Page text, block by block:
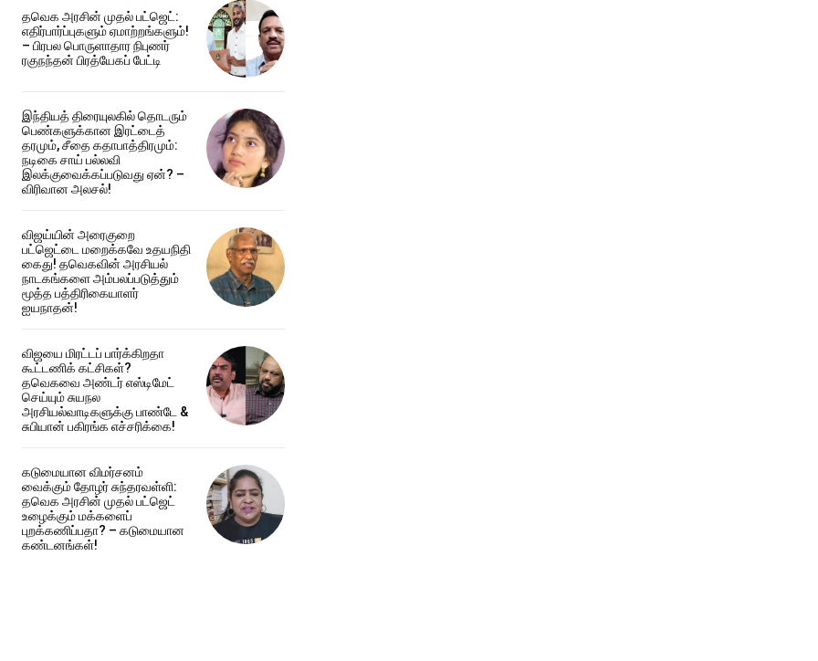
தவெக அரசின் முதல் பட்ஜெட்:
எதிர்பார்ப்புகளும் ஏமாற்றங்களும்!
– பிரபல பொருளாதார நிபுணர்
ரகுநந்தன் பிரத்யேகப் பேட்டி
இந்தியத் திரையுலகில் தொடரும்
பெண்களுக்கான இரட்டைத்
தரமும், சீதை கதாபாத்திரமும்:
நடிகை சாய் பல்லவி
இலக்குவைக்கப்படுவது ஏன்? –
விரிவான அலசல்!
விஜய்யின் அரைகுறை
பட்ஜெட்டை மறைக்கவே உதயநிதி
கைது! தவெகவின் அரசியல்
நாடகங்களை அம்பலப்படுத்தும்
மூத்த பத்திரிகையாளர்
ஐயநாதன்!
விஜயை மிரட்டப் பார்க்கிறதா
கூட்டணிக் கட்சிகள்?
தவெகவை அண்டர் எஸ்டிமேட்
செய்யும் சுயநல
அரசியல்வாடிகளுக்கு பாண்டே &
சுபியான் பகிரங்க எச்சரிக்கை!
கடுமையான விமர்சனம்
வைக்கும் தோழர் சுந்தரவள்ளி:
தவெக அரசின் முதல் பட்ஜெட்
உழைக்கும் மக்களைப்
புறக்கணிப்பதா? – கடுமையான
கண்டனங்கள்!